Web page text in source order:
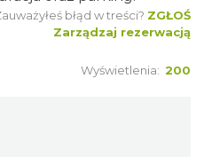
błąd w treści? ZGŁOŚ
Zarządzaj rezerwacją
Wyświetlenia: 200